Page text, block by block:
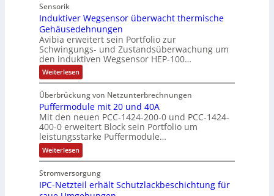
f
n
a
h
m
e
,
g
e
p
r
ä
g
t
d
u
h
r
e
r
z
u
m
V
o
r
s
t
a
d
d
e
b
n
i
s
s
e
b
e
s
t
ä
t
i
g
d
M
a
r
k
e
t
i
n
g
l
e
i
t
e
c
h
e
E
i
n
s
t
i
e
g
i
n
d
i
e
P
r
d
u
z
u
n
g
s
ü
b
e
r
w
a
c
h
u
n
g
f
ü
r
C
r
Sensorik
Induktiver Wegsensor überwacht thermische
Gehäusedehnungen
Avibia erweitert sein Portfolio zur
Schwingungs- und Zustandsüberwachung um
den induktiven Wegsensor HEP-100…
Weiterlesen:
I
d
u
k
t
i
v
e
r
e
g
s
Überbrückung von Netzunterbrechnungen
Puffermodule mit 20 und 40A
Mit den neuen PCC-1424-200-0 und PCC-1424-
400-0 erweitert Block sein Portfolio um
leistungsstarke Puffermodule…
Weiterlesen:
P
f
f
Stromversorgung
IPC-Netzteil erhält Schutzlackbeschichtung für